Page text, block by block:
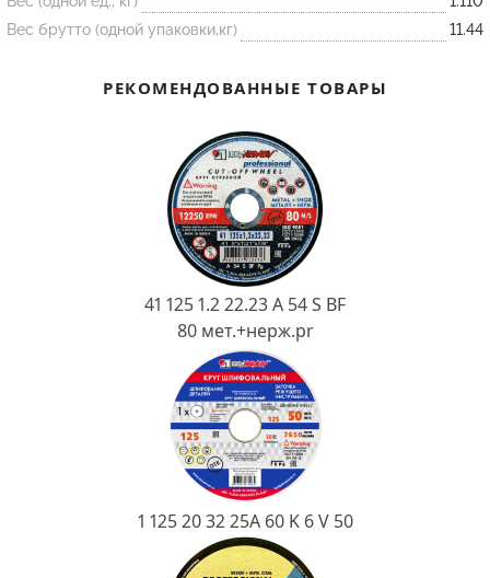
Контакт
Желоб
Вес брутто (одной упаковки,кг)
11.44
РЕКОМЕНДОВАННЫЕ ТОВАРЫ
41 125 1.2 22.23 A 54 S BF
80 мет.+нерж.pr
1 125 20 32 25А 60 K 6 V 50